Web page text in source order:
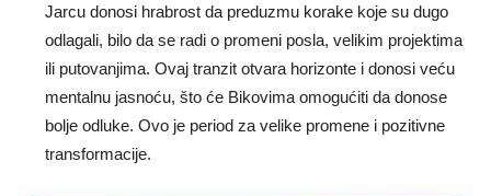
Jarcu donosi hrabrost da preduzmu korake koje su dugo
odlagali, bilo da se radi o promeni posla, velikim projektima
ili putovanjima. Ovaj tranzit otvara horizonte i donosi veću
mentalnu jasnoću, što će Bikovima omogućiti da donose
bolje odluke. Ovo je period za velike promene i pozitivne
transformacije.